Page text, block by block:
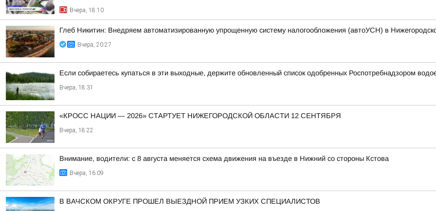
Вчера, 18:10
Глеб Никитин: Внедряем автоматизированную упрощенную систему налогообложения (автоУСН) в
Вчера, 20:27
Если собираетесь купаться в эти выходные, держите обновленный список одобренных Роспотребнадзором
Вчера, 18:31
«КРОСС НАЦИИ — 2026» СТАРТУЕТ НИЖЕГОРОДСКОЙ ОБЛАСТИ 12 СЕНТЯБРЯ
Вчера, 18:22
Внимание, водители: с 8 августа меняется схема движения на въезде в Нижний со стороны Кстова
Вчера, 16:09
В ВАЧСКОМ ОКРУГЕ ПРОШЕЛ ВЫЕЗДНОЙ ПРИЕМ УЗКИХ СПЕЦИАЛИСТОВ